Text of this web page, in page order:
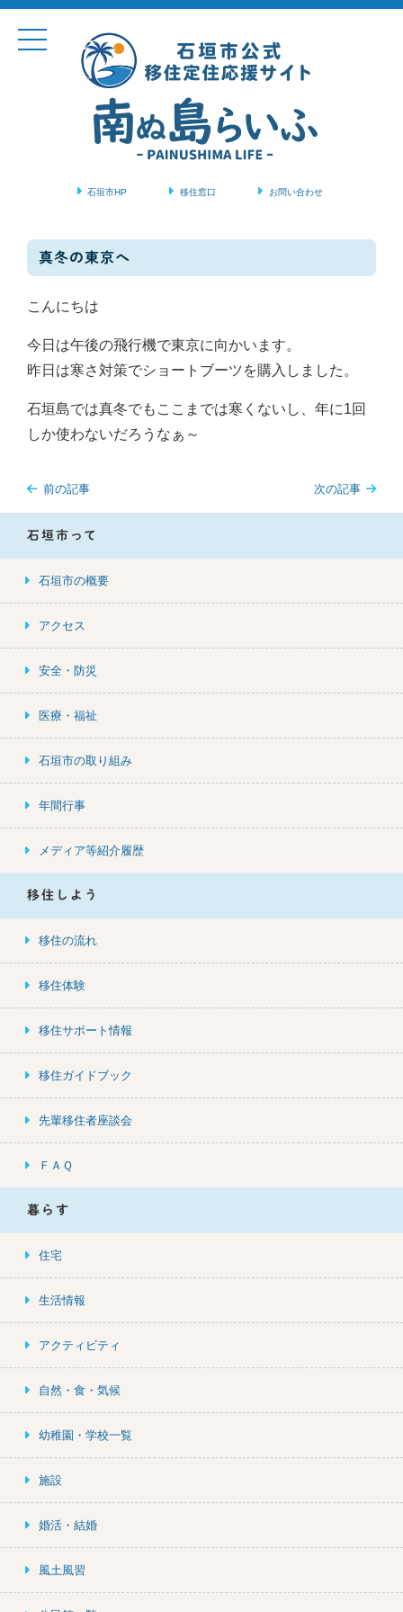
石垣市HP 移住窓口 お問い合わせ
コンテンツに移動
真冬の東京へ
こんにちは
今日は午後の飛行機で東京に向かいます。
昨日は寒さ対策でショートブーツを購入しました。
石垣島では真冬でもここまでは寒くないし、年に1回
しか使わないだろうなぁ～
前の記事 次の記事
石垣市って
石垣市の概要
アクセス
安全・防災
医療・福祉
石垣市の取り組み
年間行事
メディア等紹介履歴
移住しよう
移住の流れ
移住体験
移住サポート情報
移住ガイドブック
先輩移住者座談会
ＦＡＱ
暮らす
住宅
生活情報
アクティビティ
自然・食・気候
幼稚園・学校一覧
施設
婚活・結婚
風土風習